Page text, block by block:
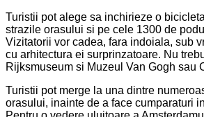
Turistii pot alege sa inchirieze o
strazile orasului si pe cele 1300 de
Vizitatorii vor cadea, fara indoiala, sub
cu arhitectura ei surprinzatoare. Nu
Rijksmuseum si Muzeul Van Gogh sau
Turistii pot merge la una dintre
orasului, inainte de a face cumparaturi